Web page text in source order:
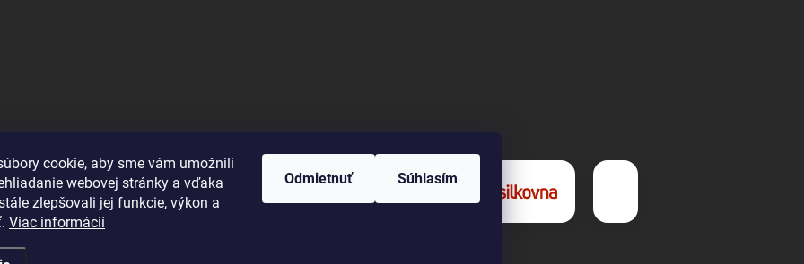
cookie, aby sme vám umožnili
webovej stránky a vďaka
zlepšovali jej funkcie, výkon a
Viac informácií
Odmietnuť Súhlasím